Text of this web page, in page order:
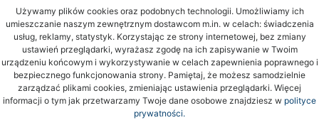
Używamy plików cookies oraz podobnych technologii. Umożliwiamy ich
umieszczanie naszym zewnętrznym dostawcom m.in. w celach: świadczenia
usług, reklamy, statystyk. Korzystając ze strony internetowej, bez zmiany
ustawień przeglądarki, wyrażasz zgodę na ich zapisywanie w Twoim
urządzeniu końcowym i wykorzystywanie w celach zapewnienia poprawnego i
bezpiecznego funkcjonowania strony. Pamiętaj, że możesz samodzielnie
zarządzać plikami cookies, zmieniając ustawienia przeglądarki. Więcej
informacji o tym jak przetwarzamy Twoje dane osobowe znajdziesz w polityce
prywatności.